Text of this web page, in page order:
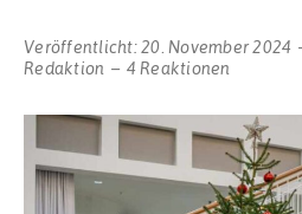
Veröffentlicht:20. November 2024
Redaktion
4 Reaktionen